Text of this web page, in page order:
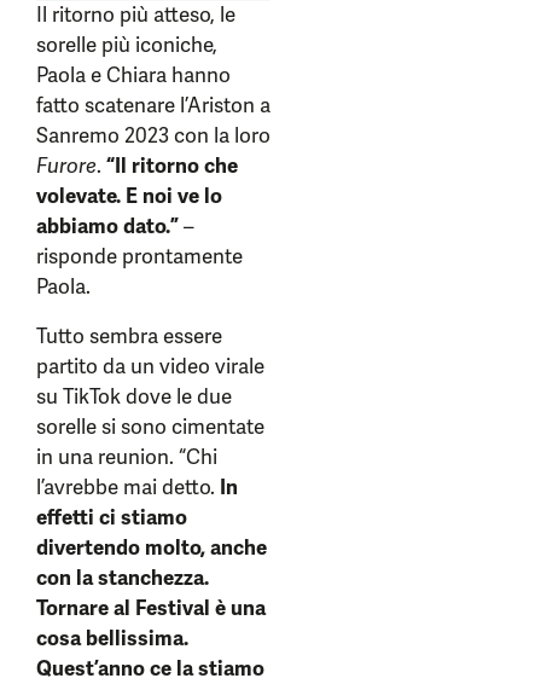
Il ritorno più atteso, le
sorelle più iconiche,
Paola e Chiara hanno
fatto scatenare l’Ariston a
Sanremo 2023 con la loro
Furore. “Il ritorno che
volevate. E noi ve lo
abbiamo dato.”–
risponde prontamente
Paola.
Tutto sembra essere
partito da un video virale
su TikTok dove le due
sorelle si sono cimentate
in una reunion. “Chi
l’avrebbe mai detto. In
effetti ci stiamo
divertendo molto, anche
con la stanchezza.
Tornare al Festival è una
cosa bellissima.
Quest’anno ce la stiamo